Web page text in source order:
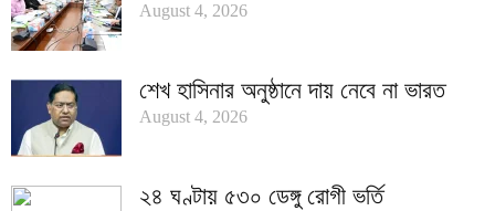
August 4, 2026
শেখ হাসিনার অনুষ্ঠানে দায় নেবে না ভারত
August 4, 2026
২৪ ঘণ্টায় ৫৩০ ডেঙ্গু রোগী ভর্তি